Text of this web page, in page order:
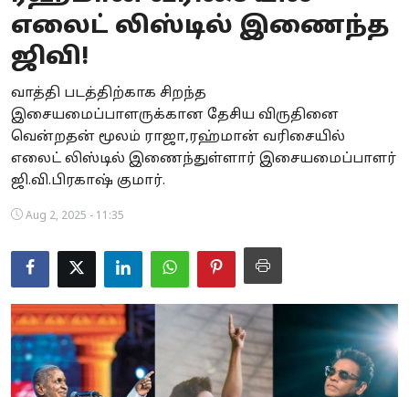
Business
Crime
Tamilnadu
National
World
Spirituality
Weather
Politics
எலைட் லிஸ்டில் இணைந்த
ஜிவி!
வாத்தி படத்திற்காக சிறந்த
இசையமைப்பாளருக்கான தேசிய விருதினை
வென்றதன் மூலம் ராஜா,ரஹ்மான் வரிசையில்
எலைட் லிஸ்டில் இணைந்துள்ளார் இசையமைப்பாளர்
ஜி.வி.பிரகாஷ் குமார்.
Aug 2, 2025 - 11:35